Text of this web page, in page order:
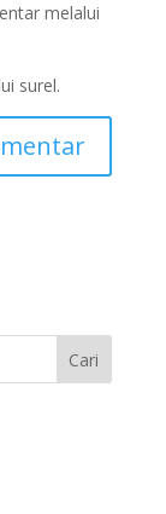
melalui
surel.
Cari